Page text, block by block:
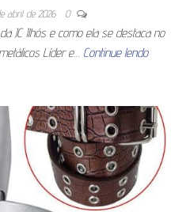
abril de 2026 0
JC Ilhós e como ela se destaca no
Líder e… Continue lendo